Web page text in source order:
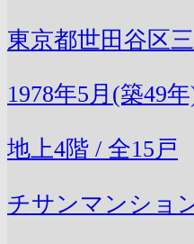
東京都世田谷区
1978年5月(築49
地上4階 / 全15戸
チサンマンショ